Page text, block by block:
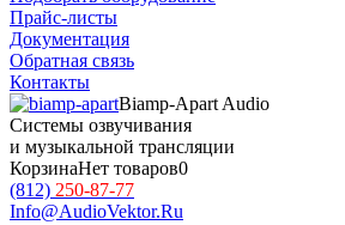
Прайс-листы
Документация
Обратная связь
Контакты
Biamp-Apart Audio
Системы озвучивания
и музыкальной трансляции
КорзинаНет товаров0
(812) 250-87-77
Info@AudioVektor.Ru